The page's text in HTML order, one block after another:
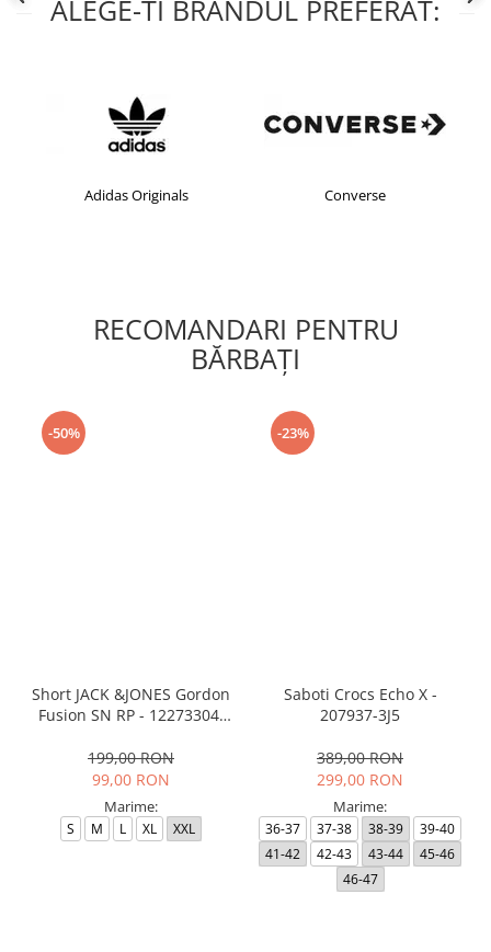
ALEGE-TI BRANDUL PREFERAT:
Adidas Originals Converse
RECOMANDARI PENTRU
BĂRBAŢI
-50%
Short JACK &JONES Gordon
Fusion SN RP - 12273304-
199,00 RON
99,00 RON
Marime:
S M L XL XXL
-23%
Saboti Crocs Echo X -
207937-3J5
389,00 RON
299,00 RON
Marime:
36-37 37-38 38-39
39-40
41-42
42-43 43-44
45-46
46-47